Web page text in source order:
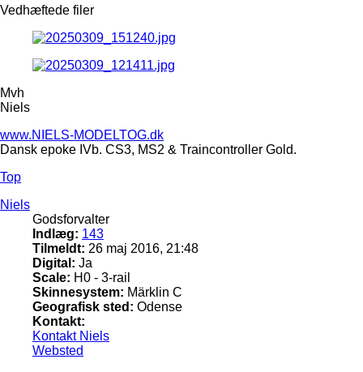
Vedhæftede filer
Mvh
Niels
www.NIELS-MODELTOG.dk
Dansk epoke IVb. CS3, MS2 & Traincontroller Gold.
Top
Niels
Godsforvalter
Indlæg: 143
Tilmeldt: 26 maj 2016, 21:48
Digital: Ja
Scale: H0 - 3-rail
Skinnesystem: Märklin C
Geografisk sted: Odense
Kontakt:
Kontakt Niels
Websted